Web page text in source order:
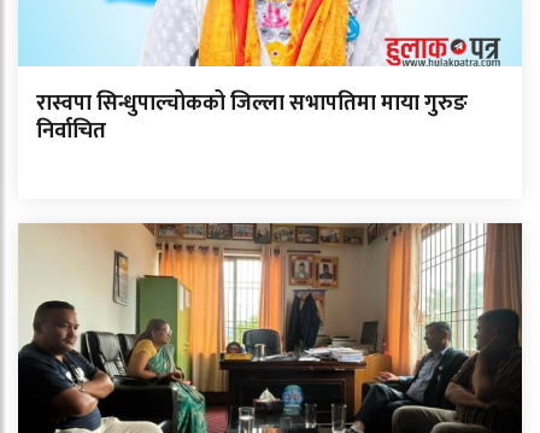
रास्वपा सिन्धुपाल्चोकको जिल्ला सभापतिमा माया गुरुङ
निर्वाचित